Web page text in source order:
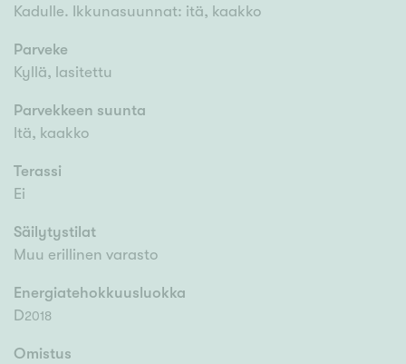
Kadulle. Ikkunasuunnat: itä, kaakko
Parveke
Kyllä, lasitettu
Parvekkeen suunta
Itä, kaakko
Terassi
Ei
Säilytystilat
Muu erillinen varasto
Energiatehokkuusluokka
D2018
Omistus